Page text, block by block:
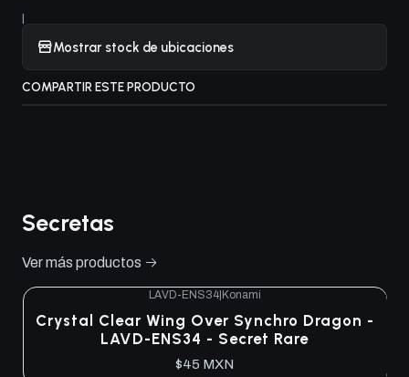
|
Mostrar stock de ubicaciones
COMPARTIR ESTE PRODUCTO
Secretas
Ver más productos
LAVD-ENS34| Konami
Crystal Clear Wing Over Synchro Dragon -
LAVD-ENS34 - Secret Rare
$45 MXN